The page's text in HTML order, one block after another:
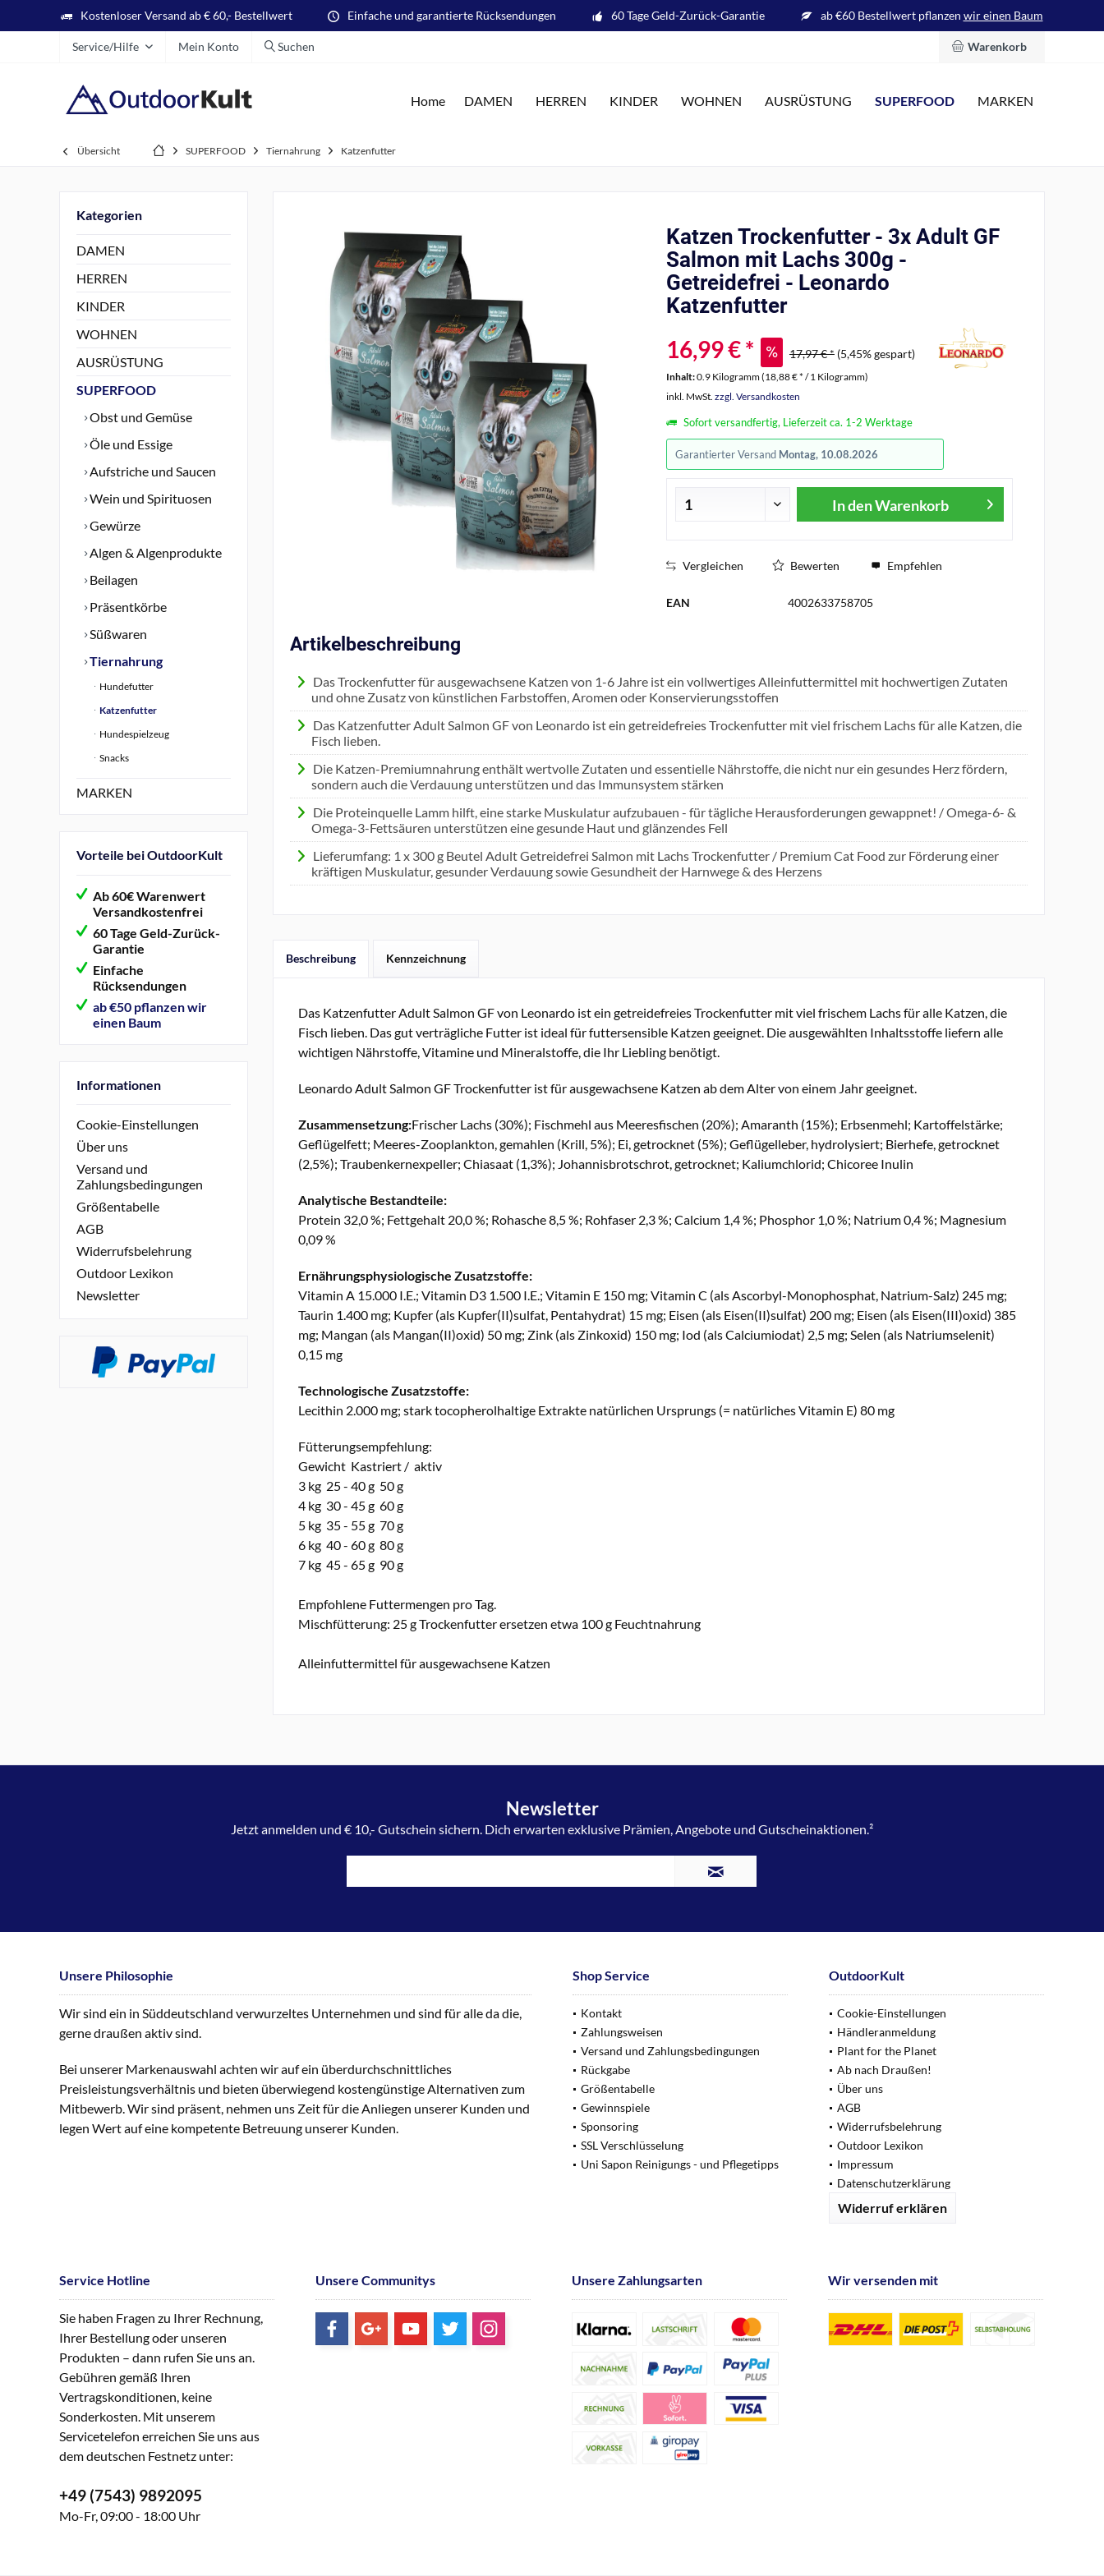
Kostenloser Versand ab € 60,- Bestellwert Einfache und garantierte Rücksendungen 60 Tage Geld-Zurück-Garantie ab €60 Bestellwert pflanzen wir einen Baum
Warenkorb
Service/Hilfe Mein Konto Suchen
Home DAMEN HERREN KINDER WOHNEN AUSRÜSTUNG SUPERFOOD MARKEN
Übersicht SUPERFOOD Tiernahrung Katzenfutter
Kategorien
DAMEN
HERREN
KINDER
WOHNEN
AUSRÜSTUNG
SUPERFOOD
Obst und Gemüse
Öle und Essige
Aufstriche und Saucen
Wein und Spirituosen
Gewürze
Algen & Algenprodukte
Beilagen
Präsentkörbe
Süßwaren
Tiernahrung
Hundefutter
Katzenfutter
Hundespielzeug
Snacks
MARKEN
Vorteile bei OutdoorKult
Ab 60€ Warenwert
Versandkostenfrei
60 Tage Geld-Zurück-
Garantie
Einfache
Rücksendungen
ab €50 pflanzen wir
einen Baum
Informationen
Cookie-Einstellungen
Über uns
Versand und
Zahlungsbedingungen
Größentabelle
AGB
Widerrufsbelehrung
Outdoor Lexikon
Newsletter
Katzen Trockenfutter - 3x Adult GF
Salmon mit Lachs 300g -
Getreidefrei - Leonardo
Katzenfutter
16,99 € * 17,97 € * (5,45% gespart)
Inhalt:0.9 Kilogramm (18,88 € * / 1 Kilogramm)
inkl. MwSt. zzgl. Versandkosten
Sofort versandfertig, Lieferzeit ca. 1-2 Werktage
Garantierter Versand Montag, 10.08.2026
In denWarenkorb
Vergleichen Bewerten Empfehlen
EAN 4002633758705
Artikelbeschreibung
Das Trockenfutter für ausgewachsene Katzen von 1-6 Jahre ist ein vollwertiges Alleinfuttermittel mit hochwertigen Zutaten
und ohne Zusatz von künstlichen Farbstoffen, Aromen oder Konservierungsstoffen
Das Katzenfutter Adult Salmon GF von Leonardo ist ein getreidefreies Trockenfutter mit viel frischem Lachs für alle Katzen, die
Fisch lieben.
Die Katzen-Premiumnahrung enthält wertvolle Zutaten und essentielle Nährstoffe, die nicht nur ein gesundes Herz fördern,
sondern auch die Verdauung unterstützen und das Immunsystem stärken
Die Proteinquelle Lamm hilft, eine starke Muskulatur aufzubauen - für tägliche Herausforderungen gewappnet! / Omega-6- &
Omega-3-Fettsäuren unterstützen eine gesunde Haut und glänzendes Fell
Lieferumfang: 1 x 300 g Beutel Adult Getreidefrei Salmon mit Lachs Trockenfutter / Premium Cat Food zur Förderung einer
kräftigen Muskulatur, gesunder Verdauung sowie Gesundheit der Harnwege & des Herzens
Beschreibung Kennzeichnung
Das Katzenfutter Adult Salmon GF von Leonardo ist ein getreidefreies Trockenfutter mit viel frischem Lachs für alle Katzen, die
Fisch lieben. Das gut verträgliche Futter ist ideal für futtersensible Katzen geeignet. Die ausgewählten Inhaltsstoffe liefern alle
wichtigen Nährstoffe, Vitamine und Mineralstoffe, die Ihr Liebling benötigt.
Leonardo Adult Salmon GF Trockenfutter ist für ausgewachsene Katzen ab dem Alter von einem Jahr geeignet.
Zusammensetzung:Frischer Lachs (30%); Fischmehl aus Meeresfischen (20%); Amaranth (15%); Erbsenmehl; Kartoffelstärke;
Geflügelfett; Meeres-Zooplankton, gemahlen (Krill, 5%); Ei, getrocknet (5%); Geflügelleber, hydrolysiert; Bierhefe, getrocknet
(2,5%); Traubenkernexpeller; Chiasaat (1,3%); Johannisbrotschrot, getrocknet; Kaliumchlorid; Chicoree Inulin
Analytische Bestandteile:
Protein 32,0 %; Fettgehalt 20,0 %; Rohasche 8,5 %; Rohfaser 2,3 %; Calcium 1,4 %; Phosphor 1,0 %; Natrium 0,4 %; Magnesium
0,09 %
Ernährungsphysiologische Zusatzstoffe:
Vitamin A 15.000 I.E.; Vitamin D3 1.500 I.E.; Vitamin E 150 mg; Vitamin C (als Ascorbyl-Monophosphat, Natrium-Salz) 245 mg;
Taurin 1.400 mg; Kupfer (als Kupfer(II)sulfat, Pentahydrat) 15 mg; Eisen (als Eisen(II)sulfat) 200 mg; Eisen (als Eisen(III)oxid) 385
mg; Mangan (als Mangan(II)oxid) 50 mg; Zink (als Zinkoxid) 150 mg; Iod (als Calciumiodat) 2,5 mg; Selen (als Natriumselenit)
0,15 mg
Technologische Zusatzstoffe:
Lecithin 2.000 mg; stark tocopherolhaltige Extrakte natürlichen Ursprungs (= natürliches Vitamin E) 80 mg
Fütterungsempfehlung:
Gewicht Kastriert / aktiv
3 kg 25 - 40 g 50 g
4 kg 30 - 45 g 60 g
5 kg 35 - 55 g 70 g
6 kg 40 - 60 g 80 g
7 kg 45 - 65 g 90 g
Empfohlene Futtermengen pro Tag.
Mischfütterung: 25 g Trockenfutter ersetzen etwa 100 g Feuchtnahrung
Alleinfuttermittel für ausgewachsene Katzen
Newsletter
Jetzt anmelden und € 10,- Gutschein sichern. Dich erwarten exklusive Prämien, Angebote und Gutscheinaktionen.²
Unsere Philosophie
Wir sind ein in Süddeutschland verwurzeltes Unternehmen und sind für alle da die,
gerne draußen aktiv sind.
Bei unserer Markenauswahl achten wir auf ein überdurchschnittliches
Preisleistungsverhältnis und bieten überwiegend kostengünstige Alternativen zum
Mitbewerb. Wir sind präsent, nehmen uns Zeit für die Anliegen unserer Kunden und
legen Wert auf eine kompetente Betreuung unserer Kunden.
Shop Service
Kontakt
Zahlungsweisen
Versand und Zahlungsbedingungen
Rückgabe
Größentabelle
Gewinnspiele
Sponsoring
SSL Verschlüsselung
Uni Sapon Reinigungs - und Pflegetipps
OutdoorKult
Cookie-Einstellungen
Händleranmeldung
Plant for the Planet
Ab nach Draußen!
Über uns
AGB
Widerrufsbelehrung
Outdoor Lexikon
Impressum
Datenschutzerklärung
Widerruf erklären
Service Hotline
Sie haben Fragen zu Ihrer Rechnung,
Ihrer Bestellung oder unseren
Produkten – dann rufen Sie uns an.
Gebühren gemäß Ihren
Vertragskonditionen, keine
Sonderkosten. Mit unserem
Servicetelefon erreichen Sie uns aus
dem deutschen Festnetz unter:
+49 (7543) 9892095
Mo-Fr, 09:00 - 18:00 Uhr
Unsere Communitys Unsere Zahlungsarten Wir versenden mit